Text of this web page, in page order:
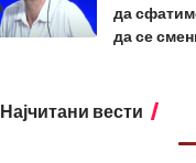
да
да се
Најчитани вести